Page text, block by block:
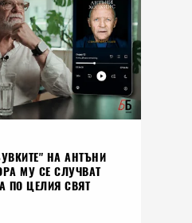
НА АНТЪНИ
МУ СЕ СЛУЧВАТ
ПО ЦЕЛИЯ СВЯТ